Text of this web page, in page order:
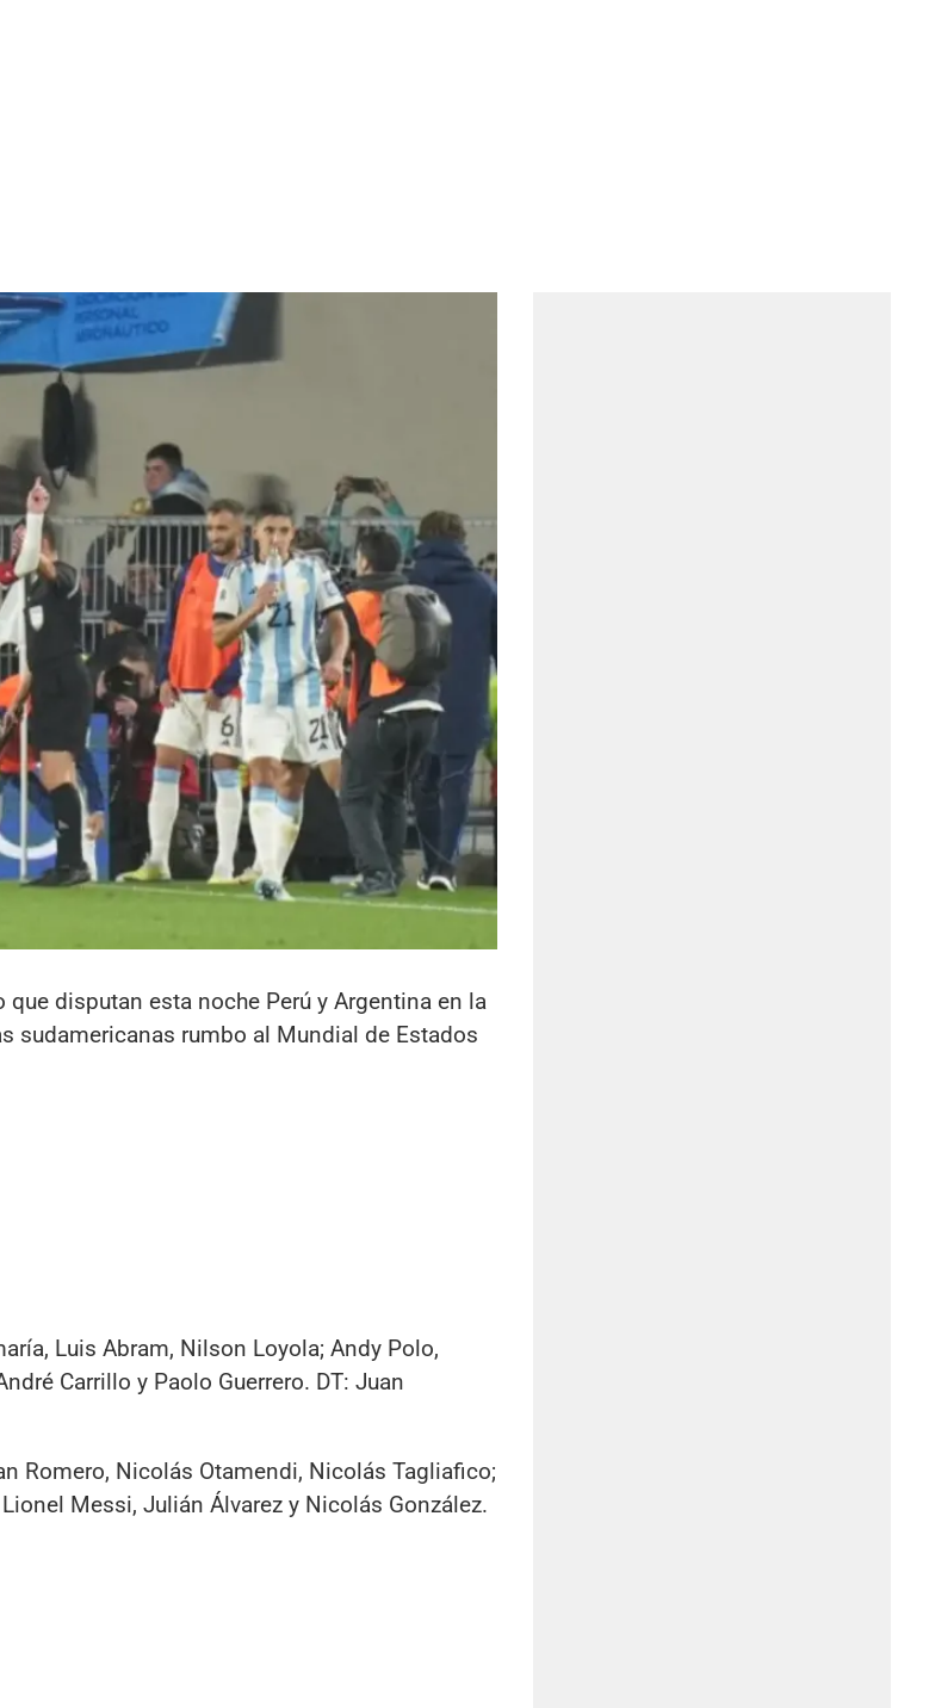
disputan esta noche Perú y Argentina en la
sudamericanas rumbo al Mundial de Estados
Luis Abram, Nilson Loyola; Andy Polo,
Carrillo y Paolo Guerrero. DT: Juan
Romero, Nicolás Otamendi, Nicolás Tagliafico;
Messi, Julián Álvarez y Nicolás González.